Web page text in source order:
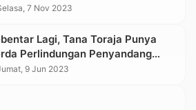
Inklusif
7 Nov 2023
Lagi, Tana Toraja Punya
Perlindungan Penyandang
9 Jun 2023